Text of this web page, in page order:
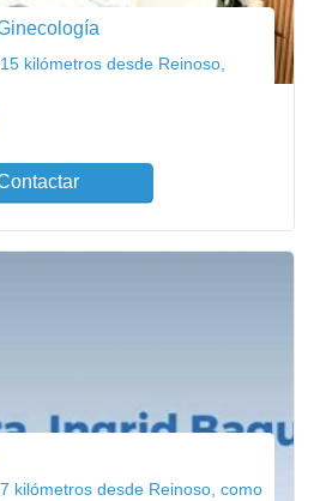
kilómetros desde Reinoso,
kilómetros desde Reinoso, como